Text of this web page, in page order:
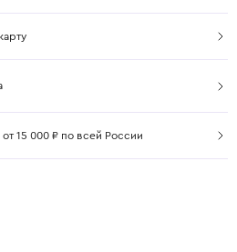
от 15 000 ₽ по всей России